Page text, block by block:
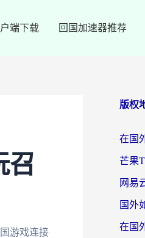
端下载 回国加速器推荐
召
游戏连接
版权